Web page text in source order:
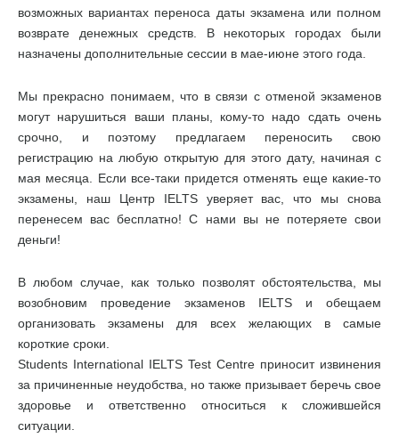
возможных вариантах переноса даты экзамена или полном
возврате денежных средств. В некоторых городах были
назначены дополнительные сессии в мае-июне этого года.
Мы прекрасно понимаем, что в связи с отменой экзаменов
могут нарушиться ваши планы, кому-то надо сдать очень
срочно, и поэтому предлагаем переносить свою
регистрацию на любую открытую для этого дату, начиная с
мая месяца. Если все-таки придется отменять еще какие-то
экзамены, наш Центр IELTS уверяет вас, что мы снова
перенесем вас бесплатно! С нами вы не потеряете свои
деньги!
В любом случае, как только позволят обстоятельства, мы
возобновим проведение экзаменов IELTS и обещаем
организовать экзамены для всех желающих в самые
короткие сроки.
Students International IELTS Test Centre приносит извинения
за причиненные неудобства, но также призывает беречь свое
здоровье и ответственно относиться к сложившейся
ситуации.